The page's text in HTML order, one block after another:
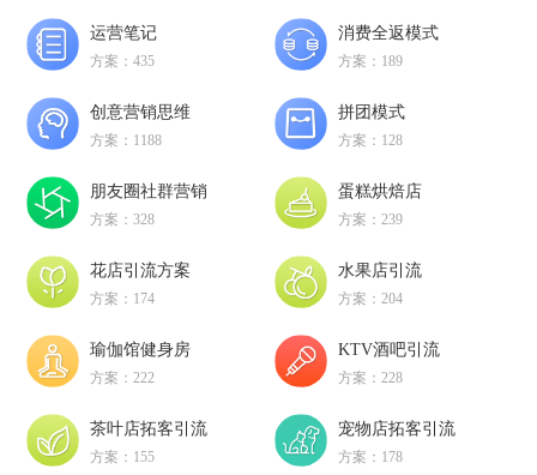
运营笔记
方案：435
消费全返模式
方案：189
创意营销思维
方案：1188
拼团模式
方案：128
朋友圈社群营销
方案：328
蛋糕烘焙店
方案：239
花店引流方案
方案：174
水果店引流
方案：204
瑜伽馆健身房
方案：222
KTV酒吧引流
方案：228
茶叶店拓客引流
方案：155
宠物店拓客引流
方案：178